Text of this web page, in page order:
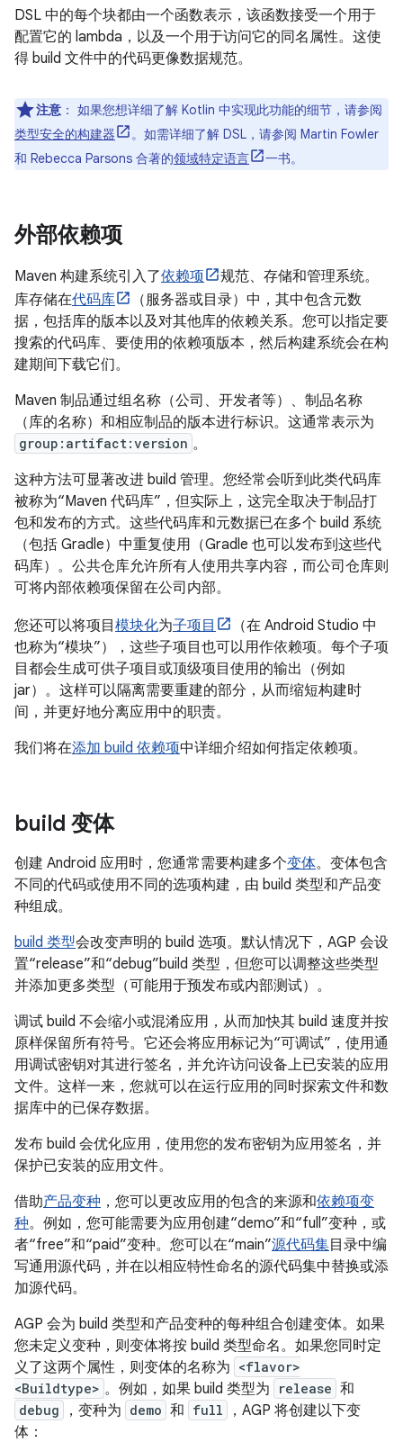
DSL 中的每个块都由一个函数表示，该函数接受一个用于
配置它的 lambda，以及一个用于访问它的同名属性。这使
得 build 文件中的代码更像数据规范。
注意 ： 如果您想详细了解 Kotlin 中实现此功能的细节，请参阅
类型安全的构建器
。如需详细了解 DSL，请参阅 Martin Fowler
和 Rebecca Parsons 合著的领域特定语言 一书。
外部依赖项
Maven 构建系统引入了依赖项
规范、存储和管理系统。
库存储在代码库
（服务器或目录）中，其中包含元数
据，包括库的版本以及对其他库的依赖关系。您可以指定要
搜索的代码库、要使用的依赖项版本，然后构建系统会在构
建期间下载它们。
Maven 制品通过组名称（公司、开发者等）、制品名称
（库的名称）和相应制品的版本进行标识。这通常表示为
group:artifact:version 。
这种方法可显著改进 build 管理。您经常会听到此类代码库
被称为“Maven 代码库”，但实际上，这完全取决于制品打
包和发布的方式。这些代码库和元数据已在多个 build 系统
（包括 Gradle）中重复使用（Gradle 也可以发布到这些代
码库）。公共仓库允许所有人使用共享内容，而公司仓库则
可将内部依赖项保留在公司内部。
您还可以将项目 模块化为子项目
（在 Android Studio 中
也称为“模块”），这些子项目也可以用作依赖项。每个子项
目都会生成可供子项目或顶级项目使用的输出（例如
jar）。这样可以隔离需要重建的部分，从而缩短构建时
间，并更好地分离应用中的职责。
我们将在添加 build 依赖项中详细介绍如何指定依赖项。
build 变体
创建 Android 应用时，您通常需要构建多个变体。变体包含
不同的代码或使用不同的选项构建，由 build 类型和产品变
种组成。
build 类型会改变声明的 build 选项。默认情况下，AGP 会设
置“release”和“debug”build 类型，但您可以调整这些类型
并添加更多类型（可能用于预发布或内部测试）。
调试 build 不会缩小或混淆应用，从而加快其 build 速度并按
原样保留所有符号。它还会将应用标记为“可调试”，使用通
用调试密钥对其进行签名，并允许访问设备上已安装的应用
文件。这样一来，您就可以在运行应用的同时探索文件和数
据库中的已保存数据。
发布 build 会优化应用，使用您的发布密钥为应用签名，并
保护已安装的应用文件。
借助产品变种 ，您可以更改应用的包含的来源和依赖项变
种。例如，您可能需要为应用创建“demo”和“full”变种，或
者“free”和“paid”变种。您可以在“main”源代码集目录中编
写通用源代码，并在以相应特性命名的源代码集中替换或添
加源代码。
AGP 会为 build 类型和产品变种的每种组合创建变体。如果
您未定义变种，则变体将按 build 类型命名。如果您同时定
义了这两个属性，则变体的名称为 <flavor>
<Buildtype> 。例如，如果 build 类型为 release 和
debug ，变种为 demo 和 full
，AGP 将创建以下变
体：